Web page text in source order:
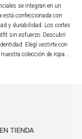
se integran en un
está confeccionada con
y durabilidad. Los cortes
sin esfuerzo. Descubrí
Elegí vestirte con
colección de ropa de
que se adaptan tanto a
detalles cuidados elevan
las tendencias sin
en cada temporada.
TIENDA